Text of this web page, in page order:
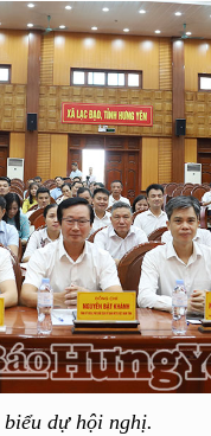
dự hội nghị.